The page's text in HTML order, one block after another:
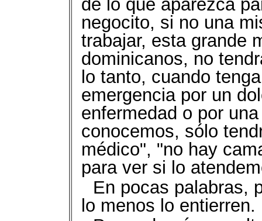
de lo que aparezca
negocito, si no una
trabajar, esta grande
dominicanos, no
lo tanto, cuando
emergencia por un
enfermedad o por
conocemos, sólo
médico", "no hay
para ver si lo
En pocas palabras,
lo menos lo entierren.